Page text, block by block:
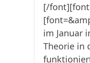
[/font]
im Januar
Theorie in